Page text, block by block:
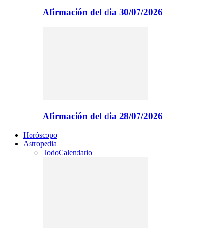
Afirmación del dia 30/07/2026
Afirmación del dia 28/07/2026
Horóscopo
Astropedia
TodoCalendario